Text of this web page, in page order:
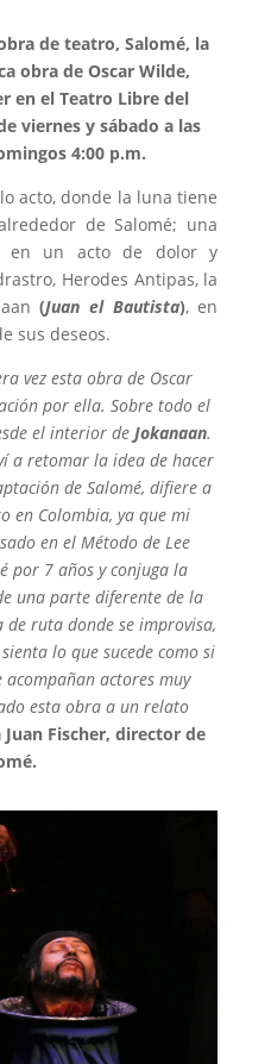
de teatro, Salomé, la
obra de Oscar Wilde,
en el Teatro Libre del
viernes y sábado a las
4:00 p.m.
acto, donde la luna tiene
de Salomé; una
en un acto de dolor y
Herodes Antipas, la
(Juan el Bautista), en
sus deseos.
vez esta obra de Oscar
por ella. Sobre todo el
el interior de Jokanaan.
a retomar la idea de hacer
de Salomé, difiere a
en Colombia, ya que mi
en el Método de Lee
por 7 años y conjuga la
una partediferente de la
ruta donde se improvisa,
lo que sucede como si
actores muy
esta obra a un relato
Fischer, director de